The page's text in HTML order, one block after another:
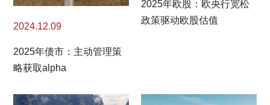
2024.12.09
2025年债市：主动管理策
略获取alpha
2025年欧股：欧央行宽松
政策驱动欧股估值